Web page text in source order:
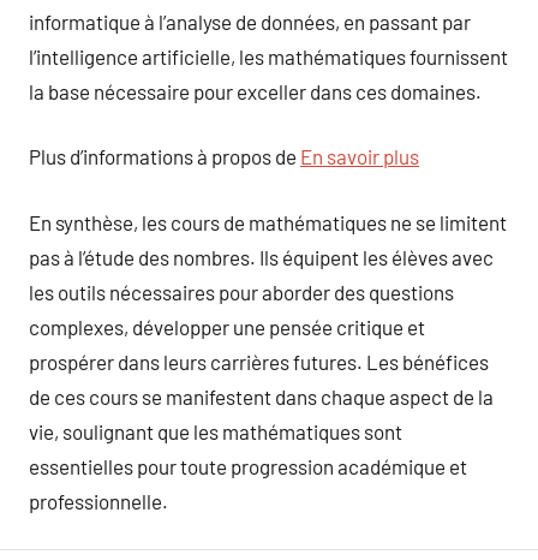
informatique à l’analyse de données, en passant par
l’intelligence artificielle, les mathématiques fournissent
la base nécessaire pour exceller dans ces domaines.
Plus d’informations à propos de En savoir plus
En synthèse, les cours de mathématiques ne se limitent
pas à l’étude des nombres. Ils équipent les élèves avec
les outils nécessaires pour aborder des questions
complexes, développer une pensée critique et
prospérer dans leurs carrières futures. Les bénéfices
de ces cours se manifestent dans chaque aspect de la
vie, soulignant que les mathématiques sont
essentielles pour toute progression académique et
professionnelle.